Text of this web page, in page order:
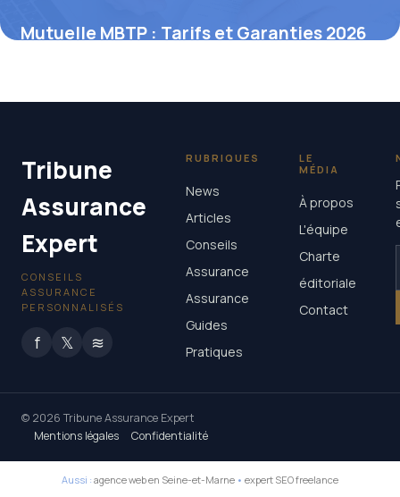
Mutuelle MBTP : Tarifs et Garanties 2026
Tribune
Assurance
Expert
CONSEILS
ASSURANCE
PERSONNALISÉS
f 𝕏 ≋
RUBRIQUES
News
Articles
Conseils
Assurance
Assurance
Guides
Pratiques
LE
MÉDIA
À propos
L'équipe
Charte
éditoriale
Contact
© 2026 Tribune Assurance Expert
Mentions légales
Confidentialité
Aussi : agence web en Seine-et-Marne • expert SEO freelance